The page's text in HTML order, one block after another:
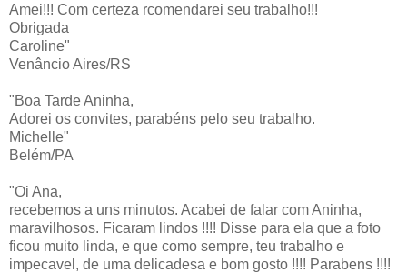
Amei!!! Com certeza rcomendarei seu trabalho!!!
Obrigada
Caroline"
Venâncio Aires/RS
"Boa Tarde Aninha,
Adorei os convites, parabéns pelo seu trabalho.
Michelle"
Belém/PA
"Oi Ana,
recebemos a uns minutos. Acabei de falar com Aninha,
maravilhosos. Ficaram lindos !!!! Disse para ela que a foto
ficou muito linda, e que como sempre, teu trabalho e
impecavel, de uma delicadesa e bom gosto !!!! Parabens !!!!